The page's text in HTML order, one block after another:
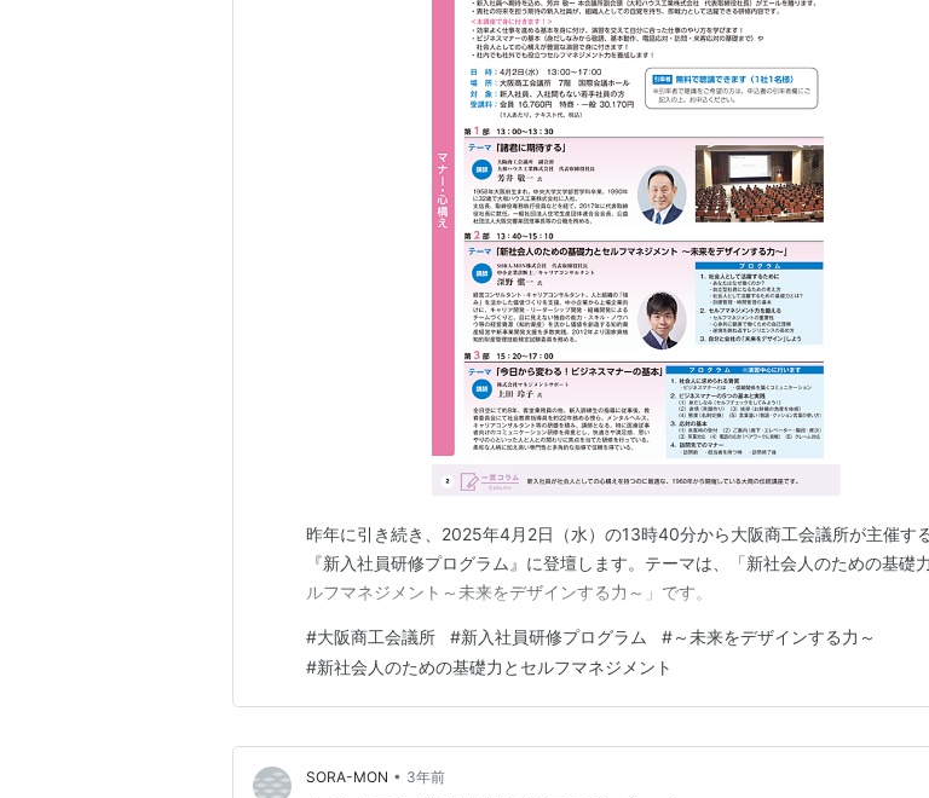
昨年に引き続き、2025年4月2日（水）の13時40分から大阪商工会議所が主催す
『新入社員研修プログラム』に登壇します。テーマは、「新社会人のための基礎
ルフマネジメント～未来をデザインする力～」です。
#大阪商工会議所 #新入社員研修プログラム #～未来をデザインする力～
#新社会人のための基礎力とセルフマネジメント
SORA-MON • 3年前